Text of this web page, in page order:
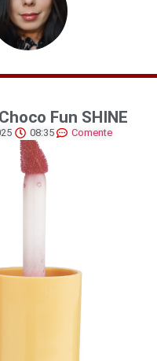
Fun SHINE
08:35 Comente